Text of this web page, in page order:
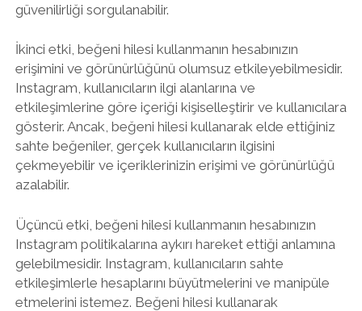
güvenilirliği sorgulanabilir.
İkinci etki, beğeni hilesi kullanmanın hesabınızın
erişimini ve görünürlüğünü olumsuz etkileyebilmesidir.
Instagram, kullanıcıların ilgi alanlarına ve
etkileşimlerine göre içeriği kişiselleştirir ve kullanıcılara
gösterir. Ancak, beğeni hilesi kullanarak elde ettiğiniz
sahte beğeniler, gerçek kullanıcıların ilgisini
çekmeyebilir ve içeriklerinizin erişimi ve görünürlüğü
azalabilir.
Üçüncü etki, beğeni hilesi kullanmanın hesabınızın
Instagram politikalarına aykırı hareket ettiği anlamına
gelebilmesidir. Instagram, kullanıcıların sahte
etkileşimlerle hesaplarını büyütmelerini ve manipüle
etmelerini istemez. Beğeni hilesi kullanarak